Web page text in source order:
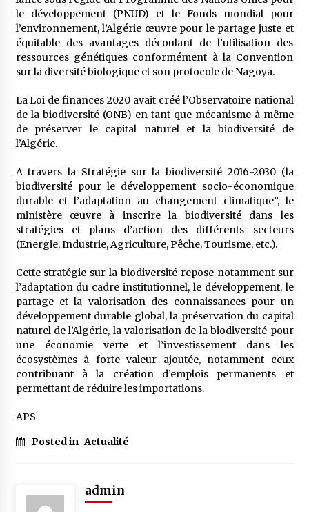
le développement (PNUD) et le Fonds mondial pour
l’environnement, l’Algérie œuvre pour le partage juste et
équitable des avantages découlant de l’utilisation des
ressources génétiques conformément à la Convention
sur la diversité biologique et son protocole de Nagoya.
La Loi de finances 2020 avait créé l’Observatoire national
de la biodiversité (ONB) en tant que mécanisme à même
de préserver le capital naturel et la biodiversité de
l’Algérie.
A travers la Stratégie sur la biodiversité 2016-2030 (la
biodiversité pour le développement socio-économique
durable et l’adaptation au changement climatique”, le
ministère œuvre à inscrire la biodiversité dans les
stratégies et plans d’action des différents secteurs
(Energie, Industrie, Agriculture, Pêche, Tourisme, etc.).
Cette stratégie sur la biodiversité repose notamment sur
l’adaptation du cadre institutionnel, le développement, le
partage et la valorisation des connaissances pour un
développement durable global, la préservation du capital
naturel de l’Algérie, la valorisation de la biodiversité pour
une économie verte et l’investissement dans les
écosystèmes à forte valeur ajoutée, notamment ceux
contribuant à la création d’emplois permanents et
permettant de réduire les importations.
APS
Posted in Actualité
admin